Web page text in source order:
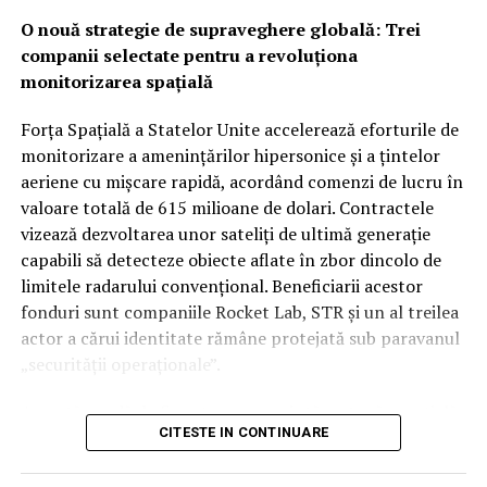
comerciale pentru a fortifica un sistem de apărare care
devine tot mai dependent de date precise și livrate
instantaneu.
vedea cu ochi buni această redistribuire a
responsabilităților de securitate între aliații săi
regionali, unii analiști rămân sceptici cu privire la
Rămâne de văzut dacă, în cazul unui atac iminent din
partea proxy-urilor Teheranului, Ankara și Islamabadul
vor interveni militar pentru a proteja regatul saudit,
transformând semnăturile de astăzi într-o realitate
operativă.
O nouă strategie de supraveghere globală: Trei
companii selectate pentru a revoluționa
monitorizarea spațială
Forța Spațială a Statelor Unite accelerează eforturile de
monitorizare a amenințărilor hipersonice și a țintelor
aeriene cu mișcare rapidă, acordând comenzi de lucru în
valoare totală de 615 milioane de dolari. Contractele
vizează dezvoltarea unor sateliți de ultimă generație
capabili să detecteze obiecte aflate în zbor dincolo de
limitele radarului convențional. Beneficiarii acestor
fonduri sunt companiile Rocket Lab, STR și un al treilea
actor a cărui identitate rămâne protejată sub paravanul
„securității operaționale”.
Această rundă de finanțare reprezintă o etapă esențială
în programul SB-AMTI (Space-Based Airborne Moving
CITESTE IN CONTINUARE